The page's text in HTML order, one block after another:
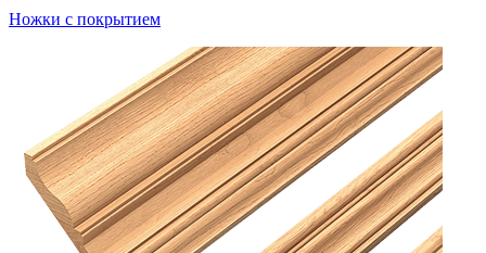
Ножки с покрытием